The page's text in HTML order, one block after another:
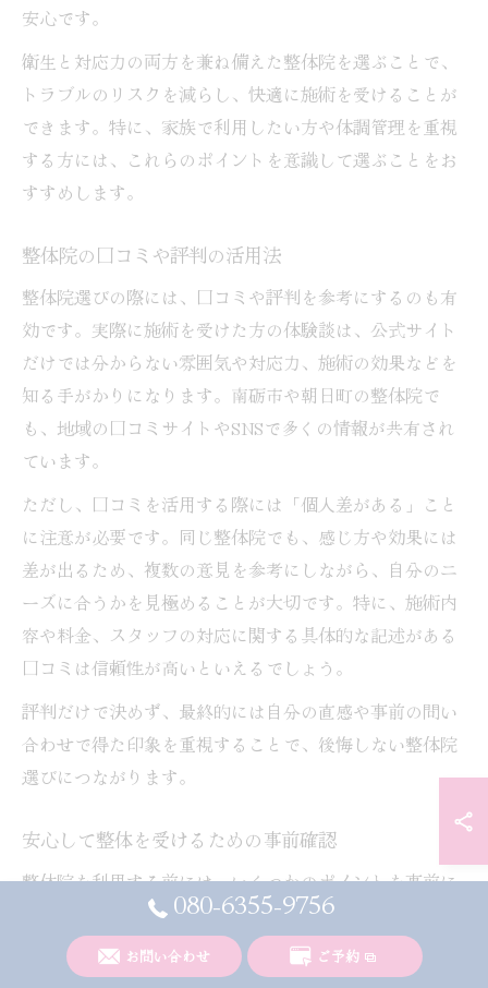
安心です。
衛生と対応力の両方を兼ね備えた整体院を選ぶことで、
トラブルのリスクを減らし、快適に施術を受けることが
できます。特に、家族で利用したい方や体調管理を重視
する方には、これらのポイントを意識して選ぶことをお
すすめします。
整体院の口コミや評判の活用法
整体院選びの際には、口コミや評判を参考にするのも有
効です。実際に施術を受けた方の体験談は、公式サイト
だけでは分からない雰囲気や対応力、施術の効果などを
知る手がかりになります。南砺市や朝日町の整体院で
も、地域の口コミサイトやSNSで多くの情報が共有され
ています。
ただし、口コミを活用する際には「個人差がある」こと
に注意が必要です。同じ整体院でも、感じ方や効果には
差が出るため、複数の意見を参考にしながら、自分のニ
ーズに合うかを見極めることが大切です。特に、施術内
容や料金、スタッフの対応に関する具体的な記述がある
口コミは信頼性が高いといえるでしょう。
評判だけで決めず、最終的には自分の直感や事前の問い
合わせで得た印象を重視することで、後悔しない整体院
選びにつながります。
安心して整体を受けるための事前確認
整体院を利用する前には、いくつかのポイントを事前に
確認しておくことが大切です。まず、施術内容や料金体
系が明確に説明されているかを確認しましょう。富山県
南砺市や下新川郡朝日町では、初回カウンセリングで細
080-6355-9756
お問い合わせ ご予約